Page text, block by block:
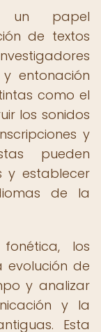
un papel
de textos
entonación
como el
los sonidos
y
pueden
y establecer
de la
los
evolución de
y analizar
y la
Esta